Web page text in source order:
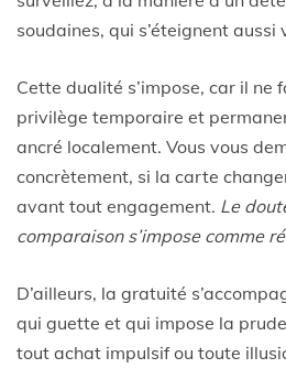
soudaines, qui s’éteignent aussi
Cette dualité s’impose, car il ne
privilège temporaire et
ancré localement. Vous vous
concrètement, si la carte
avant tout engagement. Le
comparaison s’impose comme
D’ailleurs, la gratuité
qui guette et qui impose la
tout achat impulsif ou toute